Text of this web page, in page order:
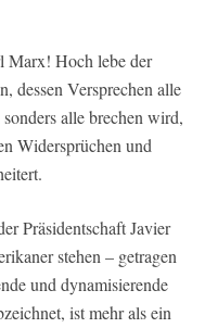
Hoch lebe der
dessen Versprechen alle
alle brechen wird,
Widersprüchen und
Präsidentschaft Javier
stehen – getragen
und dynamisierende
ist mehr als ein